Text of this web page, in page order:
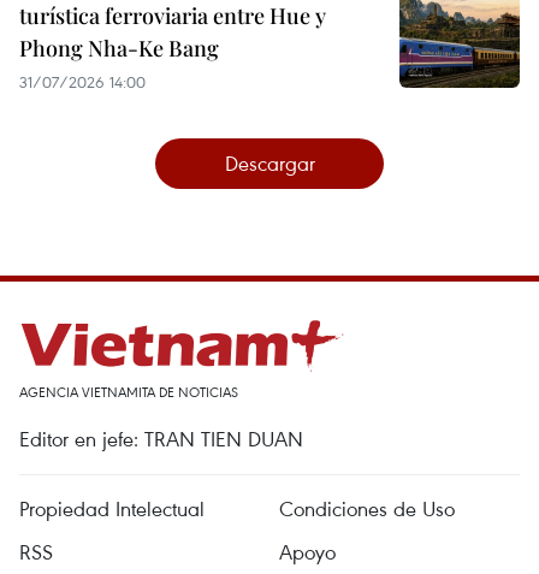
turística ferroviaria entre Hue y
Phong Nha-Ke Bang
31/07/2026 14:00
Descargar
AGENCIA VIETNAMITA DE NOTICIAS
Editor en jefe: TRAN TIEN DUAN
Propiedad Intelectual
Condiciones de Uso
RSS
Apoyo